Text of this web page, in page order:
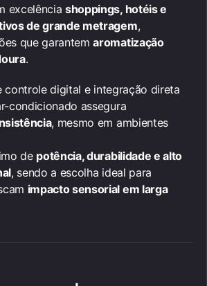
excelênciashoppings, hotéis e
de grande metragem,
que garantemaromatização
.
controle digital e integração direta
condicionado assegura
, mesmo em ambientes
de potência, durabilidade e alto
, sendo a escolha ideal para
impacto sensorial em larga